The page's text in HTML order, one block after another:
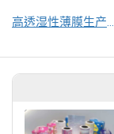
高透湿性薄膜生产工艺